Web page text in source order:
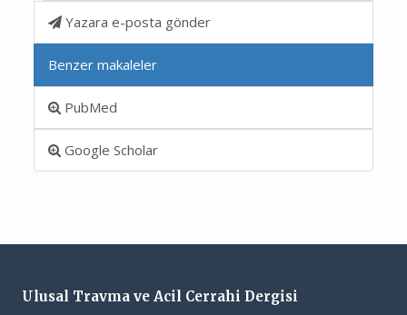
Yazara e-posta gönder
Benzer makaleler
PubMed
Google Scholar
Ulusal Travma ve Acil Cerrahi Dergisi